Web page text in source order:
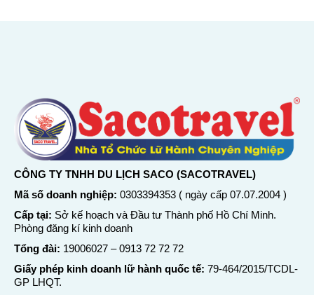
CÔNG TY TNHH DU LỊCH SACO (SACOTRAVEL)
Mã số doanh nghiệp: 0303394353 ( ngày cấp 07.07.2004 )
Cấp tại: Sở kế hoạch và Đầu tư Thành phố Hồ Chí Minh.
Phòng đăng kí kinh doanh
Tổng đài: 19006027 –0913 72 72 72
Giấy phép kinh doanh lữ hành quốc tế: 79-464/2015/TCDL-
GP LHQT.